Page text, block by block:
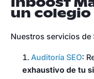
un
Nuestros servicios de
Auditoría SEO:
exhaustivo de tu